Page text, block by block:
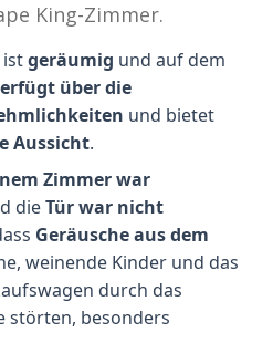
King-Zimmer.
istgeräumig und auf dem
über die
und bietet
Aussicht.
Zimmer war
dieTür war nicht
Geräusche aus dem
weinende Kinder und das
durch das
störten, besonders